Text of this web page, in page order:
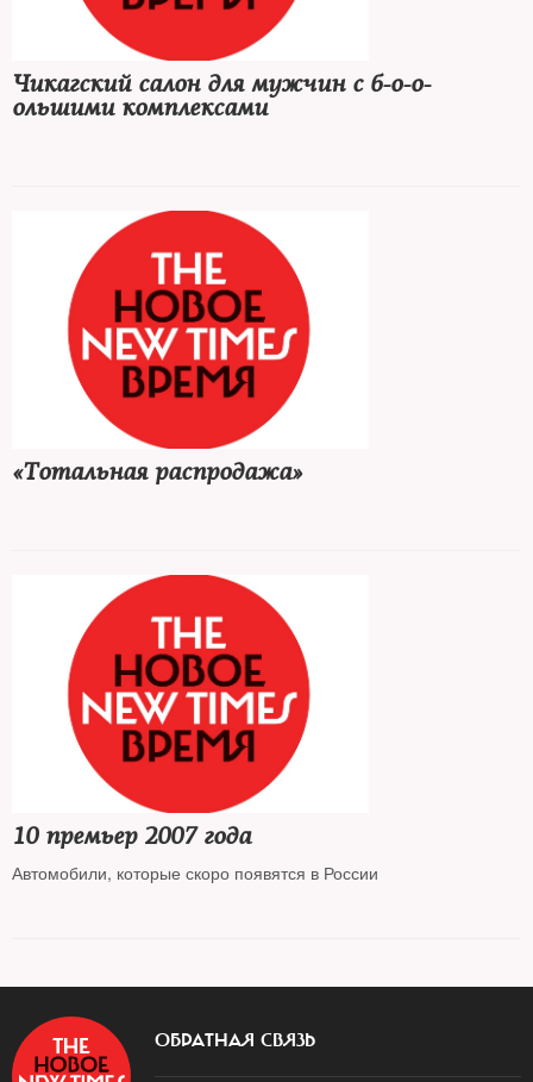
Чикагский салон для мужчин с б-о-о-
ольшими комплексами
«Тотальная распродажа»
10 премьер 2007 года
Автомобили, которые скоро появятся в России
ОБРАТНАЯ СВЯЗЬ